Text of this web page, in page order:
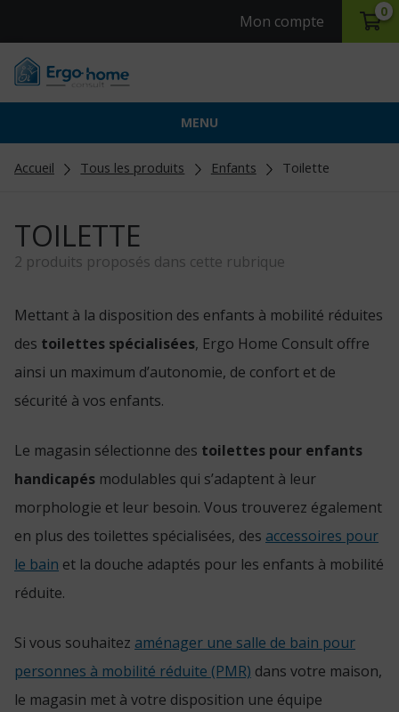
Mon compte
0
MENU
Accueil Tous les produits Enfants Toilette
TOILETTE
2 produits proposés dans cette rubrique
Mettant à la disposition des enfants à mobilité réduites
des toilettes spécialisées, Ergo Home Consult offre
ainsi un maximum d’autonomie, de confort et de
sécurité à vos enfants.
Le magasin sélectionne des toilettes pour enfants
handicapés modulables qui s’adaptent à leur
morphologie et leur besoin. Vous trouverez également
en plus des toilettes spécialisées, des accessoires pour
le bain et la douche adaptés pour les enfants à mobilité
réduite.
Si vous souhaitez aménager une salle de bain pour
personnes à mobilité réduite (PMR) dans votre maison,
le magasin met à votre disposition une équipe